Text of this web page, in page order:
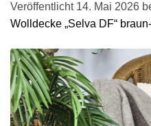
Veröffentlicht 14. Mai 2026
Wolldecke „Selva DF“